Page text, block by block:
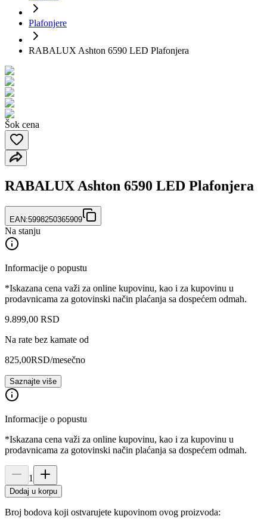
Plafonjere
RABALUX Ashton 6590 LED Plafonjera
Šok cena
RABALUX Ashton 6590 LED Plafonjera
EAN:5998250365909
Na stanju
Informacije o popustu
*Iskazana cena važi za online kupovinu, kao i za kupovinu u
prodavnicama za gotovinski način plaćanja sa dospećem odmah.
9.899,00 RSD
Na rate bez kamate od
825,00RSD/mesečno
Saznajte više
Informacije o popustu
*Iskazana cena važi za online kupovinu, kao i za kupovinu u
prodavnicama za gotovinski način plaćanja sa dospećem odmah.
1
Dodaj u korpu
Broj bodova koji ostvarujete kupovinom ovog proizvoda: